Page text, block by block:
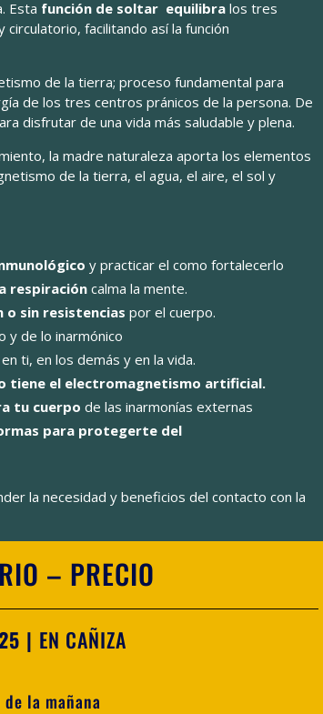
Esta función de soltar equilibra los tres
facilitando así la función
de la tierra; proceso fundamental para
de los tres centros pránicos de la persona. De
disfrutar de una vida más saludable y plena.
la madre naturaleza aporta los elementos
de la tierra, el agua, el aire, el sol y
y practicar el como fortalecerlo
respiracióncalma la mente.
o sin resistencias por el cuerpo.
y de lo inarmónico
en ti, en los demás y en la vida.
tiene el electromagnetismo artificial.
tu cuerpo de las inarmonías externas
para protegerte del
la necesidad y beneficios del contacto con la
– PRECIO
| EN CAÑIZA
la mañana